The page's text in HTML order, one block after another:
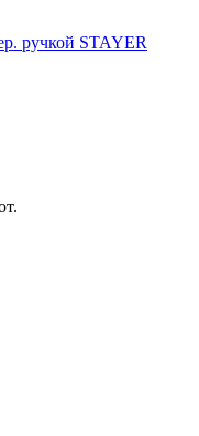
ручкой STAYER